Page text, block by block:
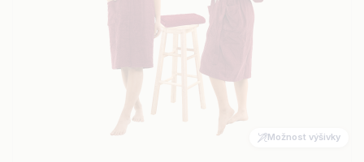
Možnost výšivky